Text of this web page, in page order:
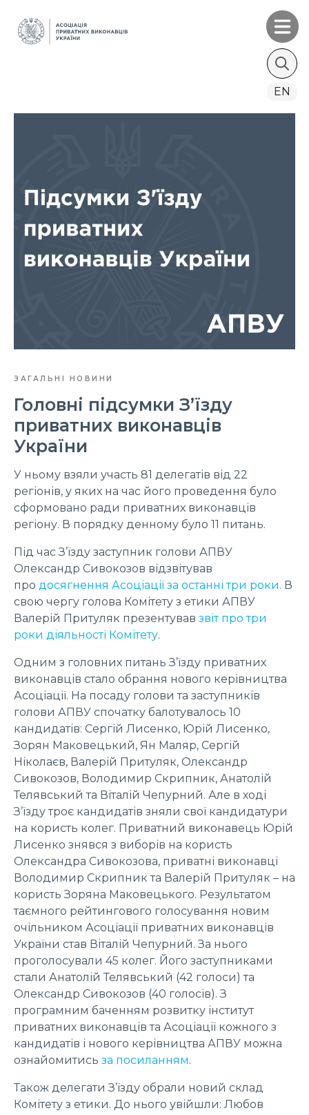
Search
EN
ЗАГАЛЬНІ НОВИНИ
Головні підсумки З’їзду
приватних виконавців
України
У ньому взяли участь 81 делегатів від 22
регіонів, у яких на час його проведення було
сформовано ради приватних виконавців
регіону. В порядку денному було 11 питань.
Під час З’їзду заступник голови АПВУ
Олександр Сивокозов відзвітував
про досягнення Асоціації за останні три роки. В
свою чергу голова Комітету з етики АПВУ
Валерій Притуляк презентував звіт про три
роки діяльності Комітету.
Одним з головних питань З’їзду приватних
виконавців стало обрання нового керівництва
Асоціації. На посаду голови та заступників
голови АПВУ спочатку балотувалось 10
кандидатів: Сергій Лисенко, Юрій Лисенко,
Зорян Маковецький, Ян Маляр, Сергій
Ніколаєв, Валерій Притуляк, Олександр
Сивокозов, Володимир Скрипник, Анатолій
Телявський та Віталій Чепурний. Але в ході
З’їзду троє кандидатів зняли свої кандидатури
на користь колег. Приватний виконавець Юрій
Лисенко знявся з виборів на користь
Олександра Сивокозова, приватні виконавці
Володимир Скрипник та Валерій Притуляк – на
користь Зоряна Маковецького. Результатом
таємного рейтингового голосування новим
очільником Асоціації приватних виконавців
України став Віталій Чепурний. За нього
проголосували 45 колег. Його заступниками
стали Анатолій Телявський (42 голоси) та
Олександр Сивокозов (40 голосів). З
програмним баченням розвитку інститут
приватних виконавців та Асоціації кожного з
кандидатів і нового керівництва АПВУ можна
ознайомитись за посиланням.
Також делегати З’їзду обрали новий склад
Комітету з етики. До нього увійшли: Любов